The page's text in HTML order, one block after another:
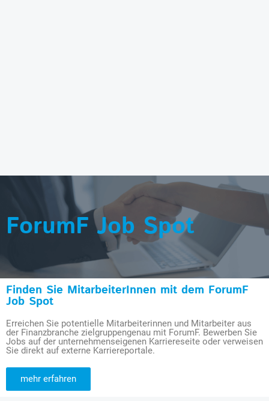
ForumF Job Spot
Finden Sie MitarbeiterInnen mit dem ForumF
Job Spot
Erreichen Sie potentielle Mitarbeiterinnen und Mitarbeiter aus
der Finanzbranche zielgruppengenau mit ForumF. Bewerben Sie
Jobs auf der unternehmenseigenen Karriereseite oder verweisen
Sie direkt auf externe Karriereportale.
mehr erfahren